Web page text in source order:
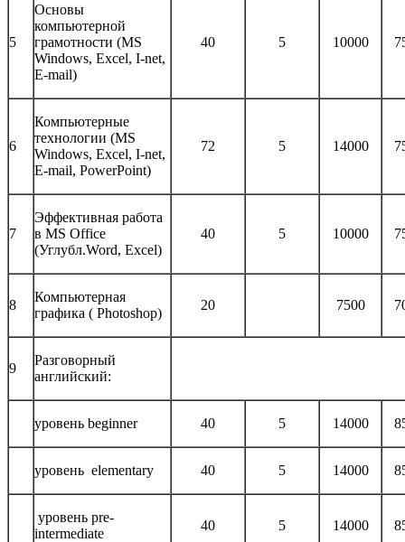
5
Основы
компьютерной
грамотности (MS
Windows, Excel, I-net,
E-mail)
40 5 10000
6
Компьютерные
технологии (MS
Windows, Excel, I-net,
E-mail, PowerPoint)
72 5 14000
7
Эффективная работа
в MS Office
(Углубл.Word, Excel)
40 5 10000
8
Компьютерная
графика ( Photoshop)
20 7500
9
Разговорный
английcкий:
уровень beginner 40 5 14000
уровень elementary 40 5 14000
уровень pre-
intermediate
40 5 14000